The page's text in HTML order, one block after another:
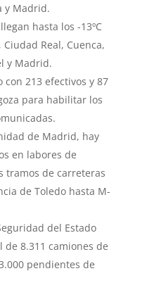
y Madrid.
hasta los -13ºC
Real, Cuenca,
y Madrid.
213 efectivos y 87
para habilitar los
de Madrid, hay
en labores de
tramos de carreteras
de Toledo hasta M-
del Estado
8.311 camiones de
pendientes de